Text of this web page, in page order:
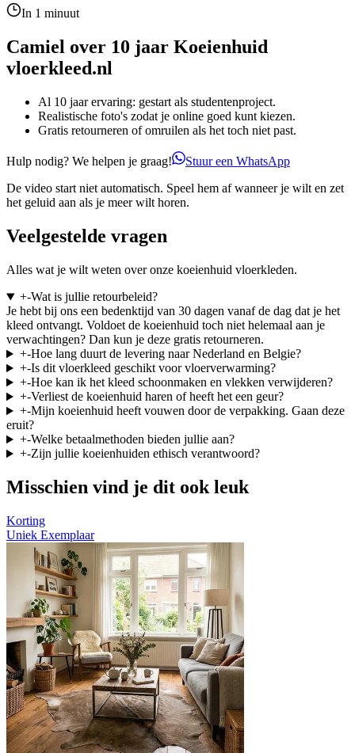
In 1 minuut
Camiel over 10 jaar Koeienhuid
vloerkleed.nl
Al 10 jaar ervaring: gestart als studentenproject.
Realistische foto's zodat je online goed kunt kiezen.
Gratis retourneren of omruilen als het toch niet past.
Hulp nodig? We helpen je graag!
Stuur een WhatsApp
De video start niet automatisch. Speel hem af wanneer je wilt en zet
het geluid aan als je meer wilt horen.
Veelgestelde vragen
Alles wat je wilt weten over onze koeienhuid vloerkleden.
+-Wat is jullie retourbeleid?
Je hebt bij ons een bedenktijd van 30 dagen vanaf de dag dat je het
kleed ontvangt. Voldoet de koeienhuid toch niet helemaal aan je
verwachtingen? Dan kun je deze gratis retourneren.
+-Hoe lang duurt de levering naar Nederland en Belgie?
+-Is dit vloerkleed geschikt voor vloerverwarming?
+-Hoe kan ik het kleed schoonmaken en vlekken verwijderen?
+-Verliest de koeienhuid haren of heeft het een geur?
+-Mijn koeienhuid heeft vouwen door de verpakking. Gaan deze
eruit?
+-Welke betaalmethoden bieden jullie aan?
+-Zijn jullie koeienhuiden ethisch verantwoord?
Misschien vind je dit ook leuk
Korting
Uniek Exemplaar